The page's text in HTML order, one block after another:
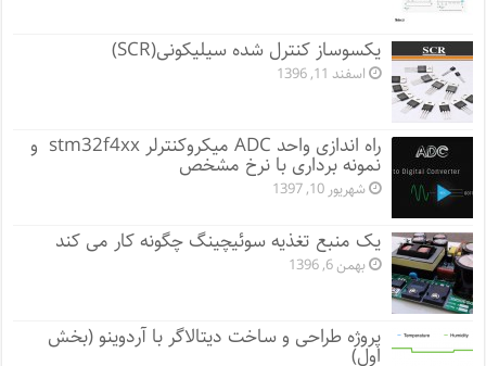
یکسوساز کنترل شده سیلیکونی(SCR)
اسفند 11, 1396
راه اندازی واحد ADC میکروکنترلر stm32f4xx و
نمونه برداری با نرخ مشخص
شهریور 10, 1397
یک منبع تغذیه سوئیچینگ چگونه کار می کند
بهمن 6, 1396
پروژه طراحی و ساخت دیتالاگر با آردوینو (بخش
اول)